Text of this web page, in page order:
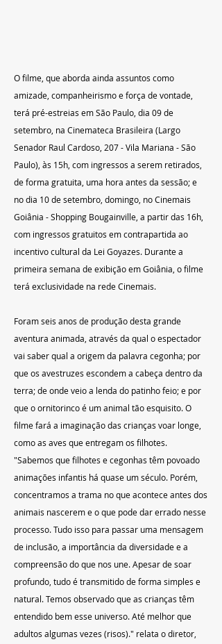
O filme, que aborda ainda assuntos como
amizade, companheirismo e força de vontade,
terá pré-estreias em São Paulo, dia 09 de
setembro, na Cinemateca Brasileira (Largo
Senador Raul Cardoso, 207 - Vila Mariana - São
Paulo), às 15h, com ingressos a serem retirados,
de forma gratuita, uma hora antes da sessão; e
no dia 10 de setembro, domingo, no Cinemais
Goiânia - Shopping Bougainville, a partir das 16h,
com ingressos gratuitos em contrapartida ao
incentivo cultural da Lei Goyazes. Durante a
primeira semana de exibição em Goiânia, o filme
terá exclusividade na rede Cinemais.
Foram seis anos de produção desta grande
aventura animada, através da qual o espectador
vai saber qual a origem da palavra cegonha; por
que os avestruzes escondem a cabeça dentro da
terra; de onde veio a lenda do patinho feio; e por
que o ornitorinco é um animal tão esquisito. O
filme fará a imaginação das crianças voar longe,
como as aves que entregam os filhotes.
"Sabemos que filhotes e cegonhas têm povoado
animações infantis há quase um século. Porém,
concentramos a trama no que acontece antes dos
animais nascerem e o que pode dar errado nesse
processo. Tudo isso para passar uma mensagem
de inclusão, a importância da diversidade e a
compreensão do que nos une. Apesar de soar
profundo, tudo é transmitido de forma simples e
natural. Temos observado que as crianças têm
entendido bem esse universo. Até melhor que
adultos algumas vezes (risos)." relata o diretor,